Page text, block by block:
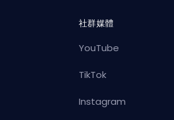
社群媒體
YouTube
TikTok
Instagram